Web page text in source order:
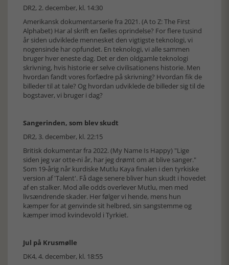
DR2, 2. december, kl. 14:30
Amerikansk dokumentarserie fra 2021. (A to Z: The First
Alphabet) Har al skrift en fælles oprindelse? For flere tusind
år siden udviklede mennesket den vigtigste teknologi, vi
nogensinde har opfundet. En teknologi, vi alle sammen
bruger hver eneste dag. Det er den oldgamle teknologi
skrivning, hvis historie er selve civilisationens historie. Men
hvordan fandt vores forfædre på skrivning? Hvordan fik de
billeder til at tale? Og hvordan udviklede de billeder sig til de
bogstaver, vi bruger i dag?
Sangerinden, som blev skudt
DR2, 3. december, kl. 22:15
Britisk dokumentar fra 2022. (My Name Is Happy) "Lige
siden jeg var otte-ni år, har jeg drømt om at blive sanger."
Som 19-årig når kurdiske Mutlu Kaya finalen i den tyrkiske
version af 'Talent'. Få dage senere bliver hun skudt i hovedet
af en stalker. Mod alle odds overlever Mutlu, men med
livsændrende skader. Her følger vi hende, mens hun
kæmper for at genvinde sit helbred, sin sangstemme og
kæmper imod kvindevold i Tyrkiet.
Jul på Krusmølle
DK4, 4. december, kl. 18:55